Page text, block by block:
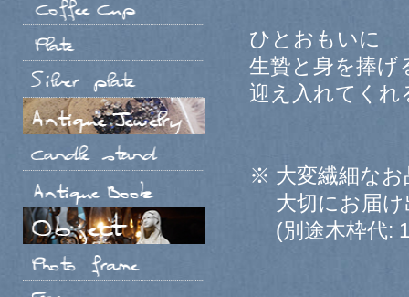
ひとおもいに
生贄と身を捧げ
迎え入れてく
※ 大変繊細なお
大切にお届け
(別途木枠代: